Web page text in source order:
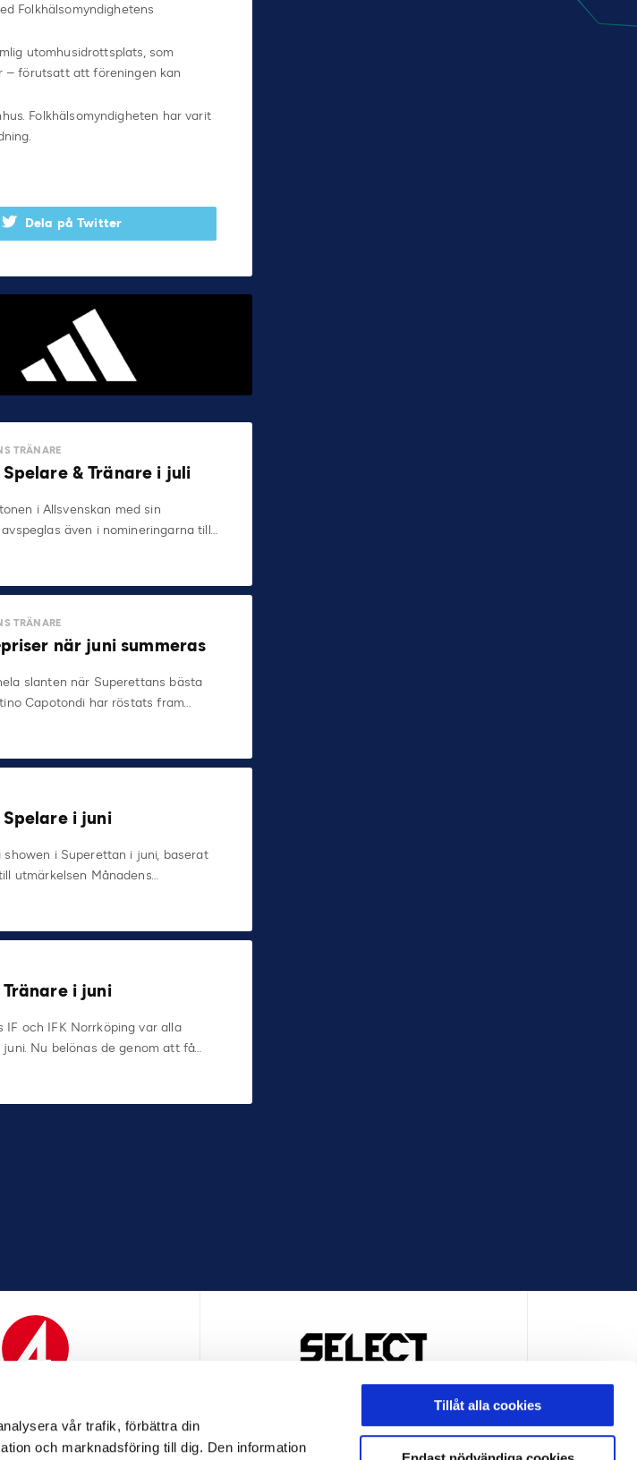
vår trafik, förbättra din
och marknadsföring till dig. Den information
Tillåt alla cookies
Folkhälsomyndighetens
utomhusidrottsplats, som
– förutsatt att föreningen kan
Folkhälsomyndigheten har varit
Dela på Twitter
TRÄNARE
& Tränare i juli
i Allsvenskan med sin
även i nomineringarna till…
TRÄNARE
när juni summeras
slanten när Superettans bästa
Capotondi har röstats fram…
i juni
i Superettan i juni, baserat
utmärkelsen Månadens…
i juni
IF och IFK Norrköping var alla
Nu belönas de genom att få…